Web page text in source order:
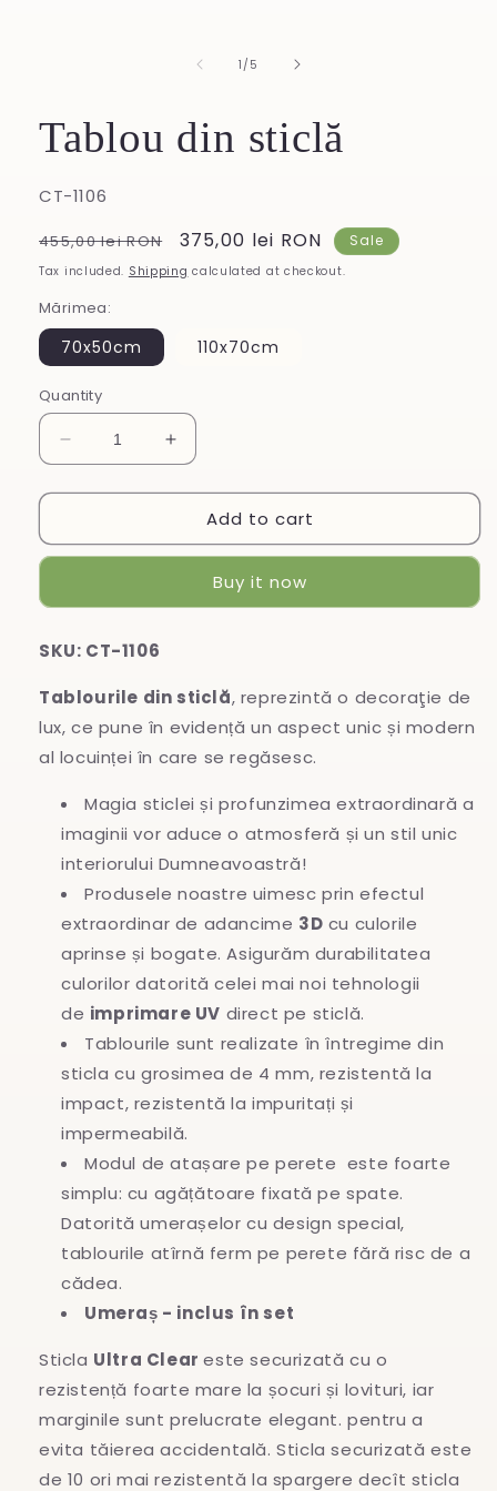
1 /of
5
Tablou din sticlă
SKU:
CT-1106
Regular
price
455,00 lei RON
Sale
price
375,00 lei RON Sale
Tax included. Shipping calculated at checkout.
Mărimea:
70x50cm 110x70cm
Quantity
Decrease
quantity
for
din
Increase
quantity
for
Tablou
din
Add to cart
Buy it now
SKU: CT-1106
Tablourile din sticlă, reprezintă o decoraţie de
lux, ce pune în evidență un aspect unic și modern
al locuinței în care se regăsesc.
Magia sticlei și profunzimea extraordinară a
imaginii vor aduce o atmosferă și un stil unic
interiorului Dumneavoastră!
Produsele noastre uimesc prin efectul
extraordinar de adancime 3D cu culorile
aprinse și bogate. Asigurăm durabilitatea
culorilor datorită celei mai noi tehnologii
de imprimare UV direct pe sticlă.
Tablourile sunt realizate în întregimedin
sticla cu grosimea de 4 mm, rezistentă la
impact, rezistentă la impuritați și
impermeabilă.
Modul de atașare pe perete este foarte
simplu: cu agățătoare fixată pe spate.
Datorită umerașelor cu design special,
tablourile atîrnă ferm pe perete fără risc de a
cădea.
Umeraș - inclus în set
Sticla Ultra Cleareste securizată cu o
rezistență foarte mare la șocuri și lovituri, iar
marginile sunt prelucrate elegant. pentru a
evita tăierea accidentală. Sticla securizată este
de 10 ori mai rezistentă la spargere decît sticla